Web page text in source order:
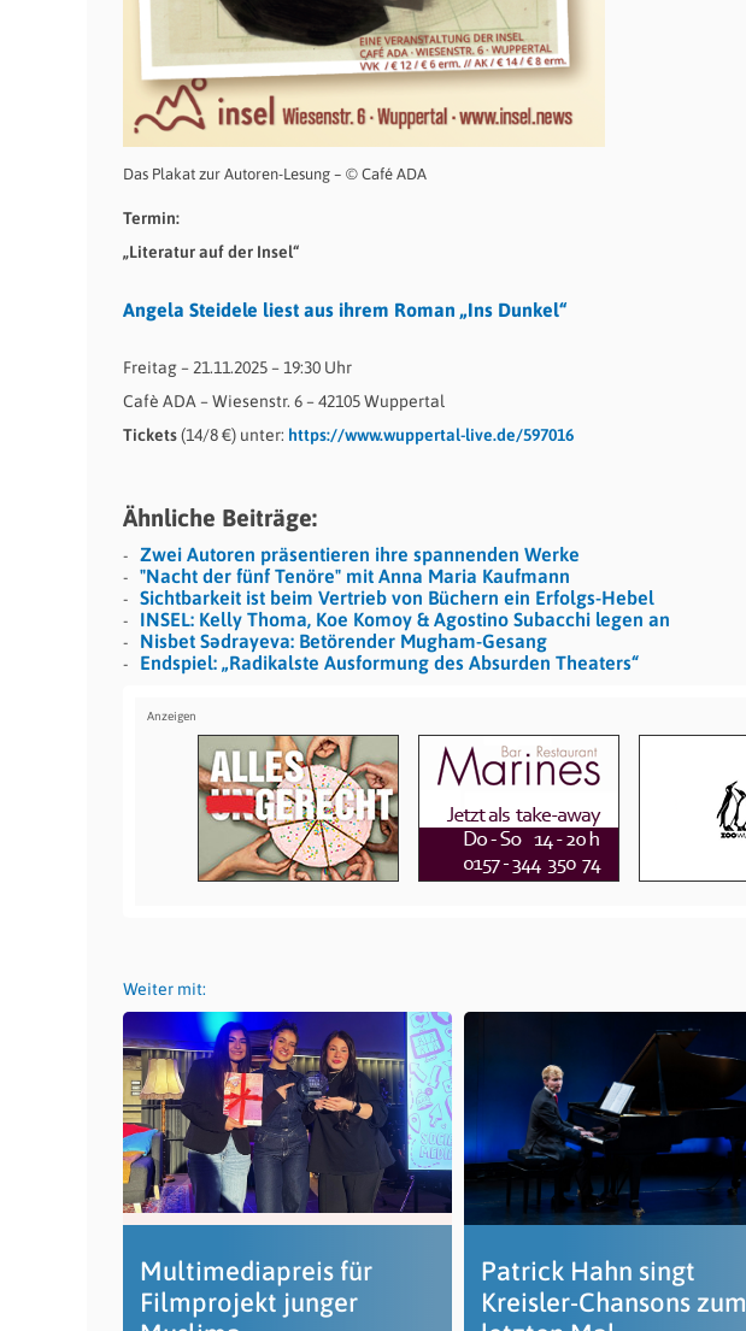
Das Plakat zur Autoren-Lesung – © Café ADA
Termin:
„Literatur auf der Insel“
Angela Steidele liest aus ihrem Roman „Ins Dunkel“
Freitag – 21.11.2025 – 19:30 Uhr
Cafè ADA – Wiesenstr. 6 – 42105 Wuppertal
Tickets(14/8 €) unter: https://www.wuppertal-live.de/597016
Ähnliche Beiträge:
Zwei Autoren präsentieren ihre spannenden Werke
"Nacht der fünf Tenöre" mit Anna Maria Kaufmann
Sichtbarkeit ist beim Vertrieb von Büchern ein Erfolgs-Hebel
INSEL: Kelly Thoma, Koe Komoy & Agostino Subacchi legen an
Nisbet Sədrayeva: Betörender Mugham-Gesang
Endspiel: „Radikalste Ausformung des Absurden Theaters“
Weiter mit:
Multimediapreis für
Filmprojekt junger
Patrick Hahn singt
Kreisler-Chansons zum